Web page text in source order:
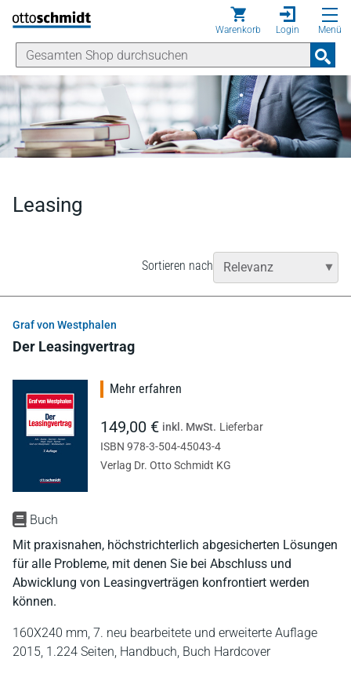
Direkt zum Inhalt
Warenkorb Login Menü
Leasing
Sortieren nach
Graf von Westphalen
Der Leasingvertrag
Buch
Mit praxisnahen, höchstrichterlich abgesicherten Lösungen
für alle Probleme, mit denen Sie bei Abschluss und
Abwicklung von Leasingverträgen konfrontiert werden
können.
160X240 mm, 7. neu bearbeitete und erweiterte Auflage
2015, 1.224 Seiten, Handbuch, Buch Hardcover
Mehr erfahren
149,00 € inkl. MwSt. Lieferbar
ISBN 978-3-504-45043-4
Verlag Dr. Otto Schmidt KG